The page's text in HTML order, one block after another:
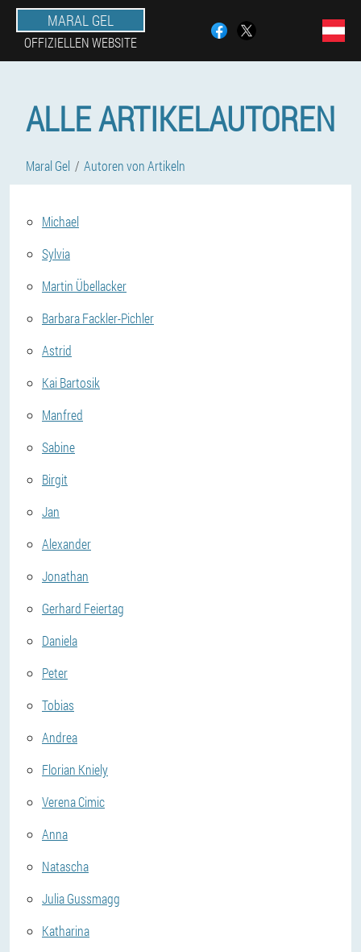
MARAL GEL
OFFIZIELLEN WEBSITE
ALLE ARTIKELAUTOREN
Maral Gel Autoren von Artikeln
Michael
Sylvia
Martin Übellacker
Barbara Fackler-Pichler
Astrid
Kai Bartosik
Manfred
Sabine
Birgit
Jan
Alexander
Jonathan
Gerhard Feiertag
Daniela
Peter
Tobias
Andrea
Florian Kniely
Verena Cimic
Anna
Natascha
Julia Gussmagg
Katharina